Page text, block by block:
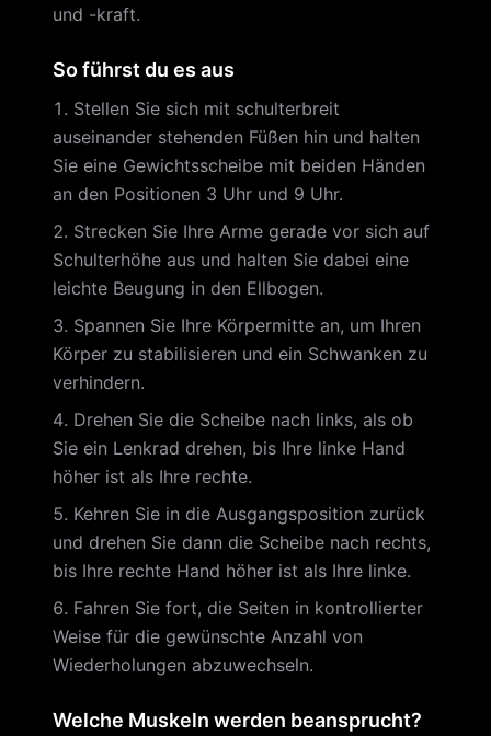
und -kraft.
So führst du es aus
Stellen Sie sich mit schulterbreit
auseinander stehenden Füßen hin und halten
Sie eine Gewichtsscheibe mit beiden Händen
an den Positionen 3 Uhr und 9 Uhr.
Strecken Sie Ihre Arme gerade vor sich auf
Schulterhöhe aus und halten Sie dabei eine
leichte Beugung in den Ellbogen.
Spannen Sie Ihre Körpermitte an, um Ihren
Körper zu stabilisieren und ein Schwanken zu
verhindern.
Drehen Sie die Scheibe nach links, als ob
Sie ein Lenkrad drehen, bis Ihre linke Hand
höher ist als Ihre rechte.
Kehren Sie in die Ausgangsposition zurück
und drehen Sie dann die Scheibe nach rechts,
bis Ihre rechte Hand höher ist als Ihre linke.
Fahren Sie fort, die Seiten in kontrollierter
Weise für die gewünschte Anzahl von
Wiederholungen abzuwechseln.
Welche Muskeln werden beansprucht?